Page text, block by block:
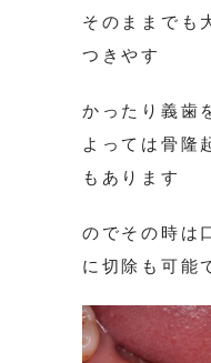
そのままでも
つきやす
かったり義歯
よっては骨隆
もあります
のでその時は
に切除も可能